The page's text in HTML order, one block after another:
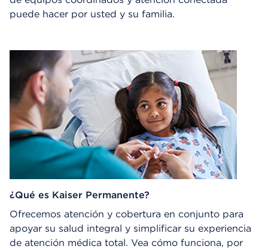
puede hacer por usted y su familia.
¿Qué es Kaiser Permanente?
Ofrecemos atención y cobertura en conjunto para
apoyar su salud integral y simplificar su experiencia
de atención médica total. Vea cómo funciona, por